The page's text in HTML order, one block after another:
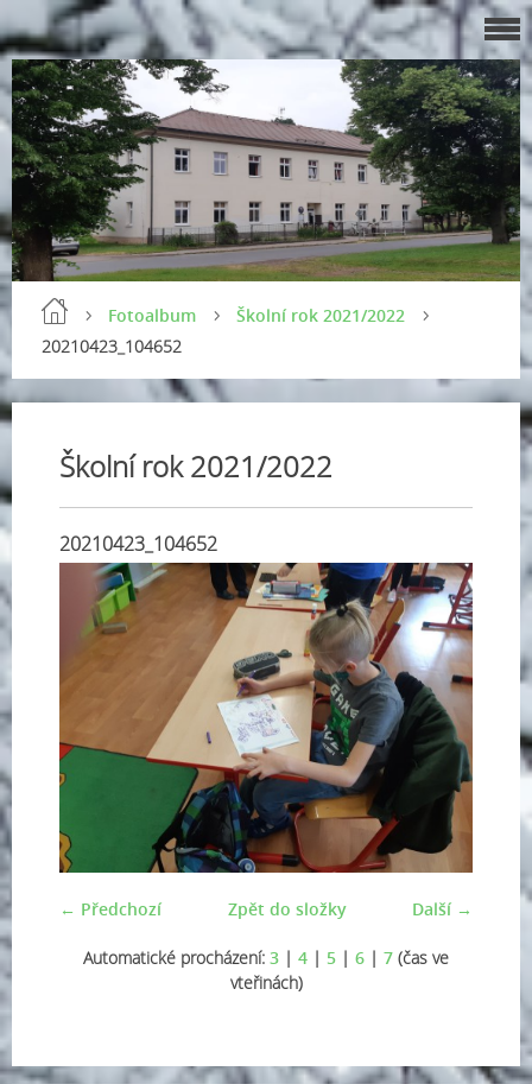
Fotoalbum
Školní rok 2021/2022
20210423_104652
Školní rok 2021/2022
20210423_104652
← Předchozí Další →
Zpět do složky
Automatické procházení: 3 | 4 | 5 | 6 | 7 (čas ve
vteřinách)